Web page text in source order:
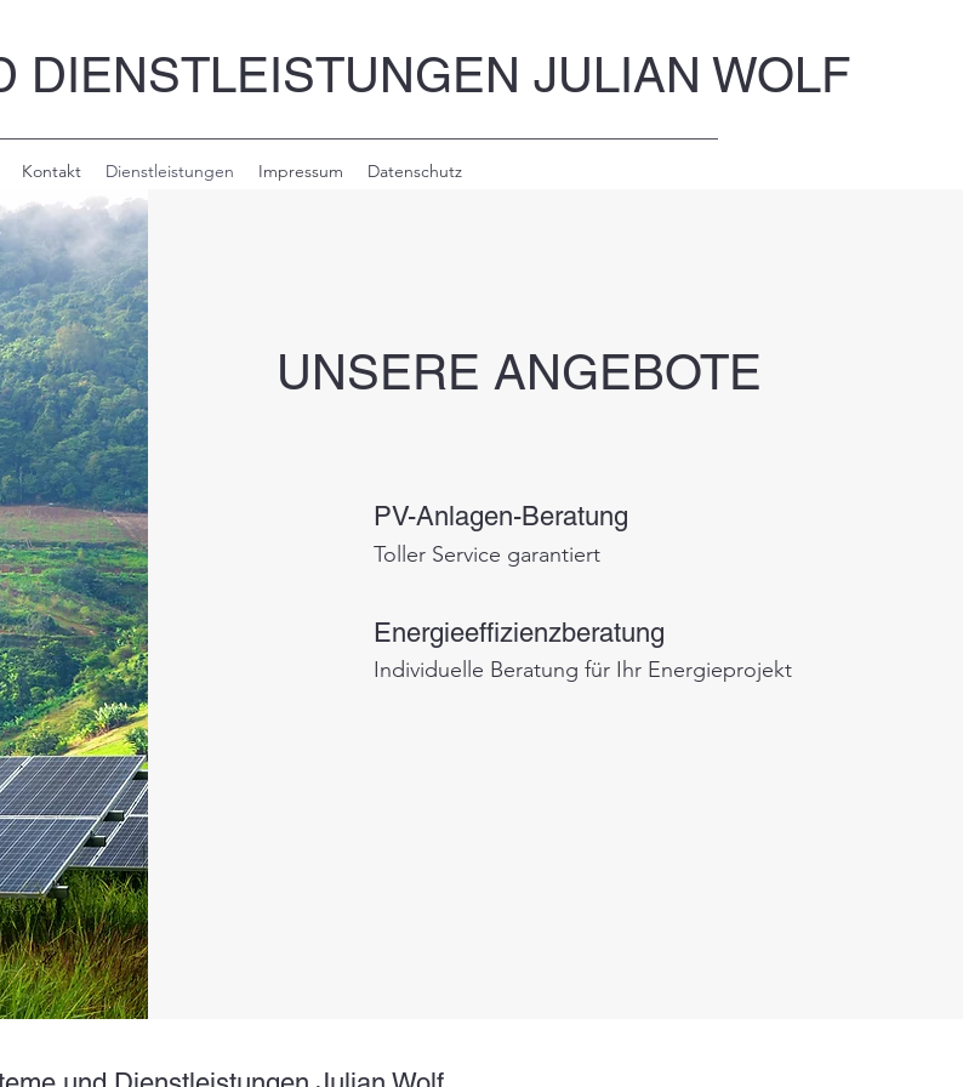
DIENSTLEISTUNGEN JULIAN WOLF
Kontakt Dienstleistungen Impressum Datenschutz
UNSERE ANGEBOTE
PV-Anlagen-Beratung
Toller Service garantiert
Energieeffizienzberatung
Individuelle Beratung für Ihr Energieprojekt